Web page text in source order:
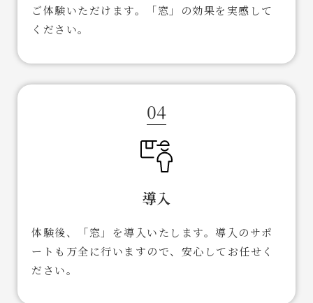
ご体験いただけます。「窓」の効果を実感して
ください。
04
導入
体験後、「窓」を導入いたします。導入のサポ
ートも万全に行いますので、安心してお任せく
ださい。